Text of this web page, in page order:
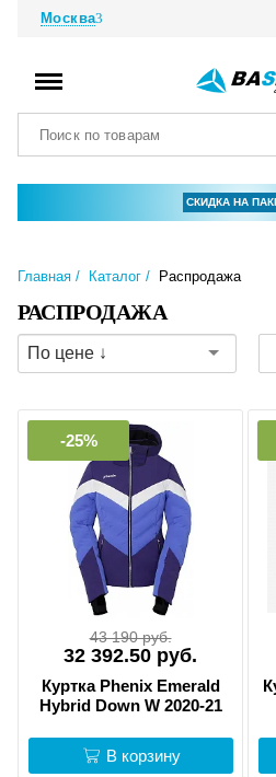
Москва
СКИДКА НА
Главная Каталог Распродажа
РАСПРОДАЖА
По цене ↓
-25%
43 190 руб.
32 392.50 руб.
Куртка Phenix Emerald
Hybrid Down W 2020-21
В корзину